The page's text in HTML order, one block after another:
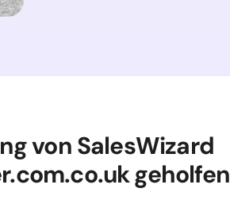
von SalesWizard
.ukgeholfen